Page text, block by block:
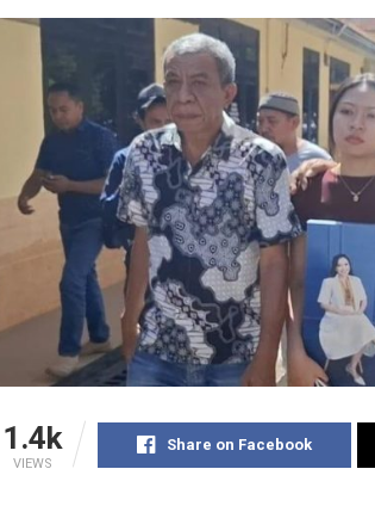
1.4k
VIEWS
Share on Facebook